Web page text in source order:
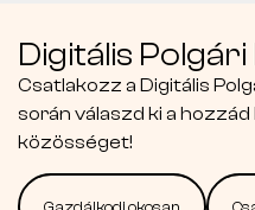
Digitális
Csatlakozz a Digitális
során válaszd ki a hozzád
közösséget!